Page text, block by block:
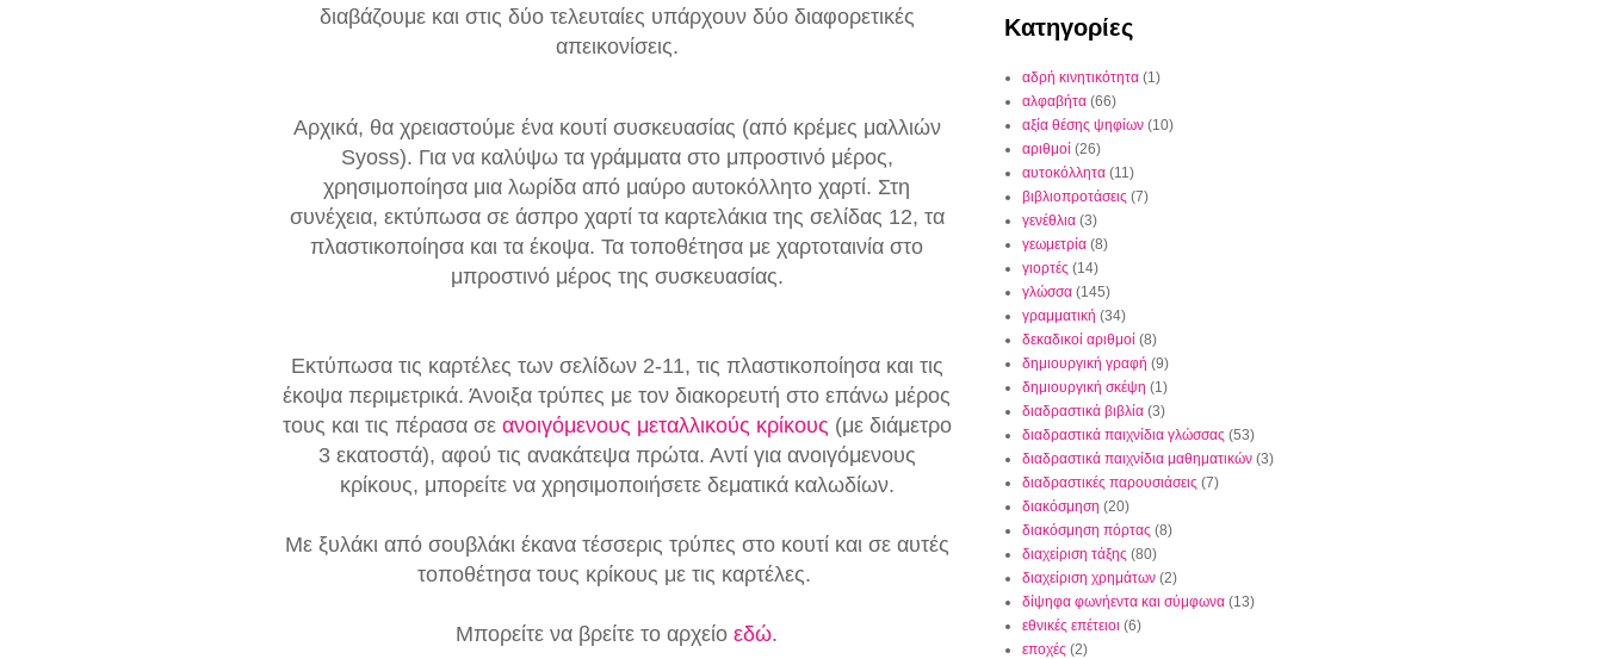
διαβάζουμε και στις δύο τελευταίες υπάρχουν δύο διαφορετικές
απεικονίσεις.
Αρχικά, θα χρειαστούμε ένα κουτί συσκευασίας (από κρέμες μαλλιών
Syoss). Για να καλύψω τα γράμματα στο μπροστινό μέρος,
χρησιμοποίησα μια λωρίδα από μαύρο αυτοκόλλητο χαρτί. Στη
συνέχεια, εκτύπωσα σε άσπρο χαρτί τα καρτελάκια της σελίδας 12, τα
πλαστικοποίησα και τα έκοψα. Τα τοποθέτησα με χαρτοταινία στο
μπροστινό μέρος της συσκευασίας.
Εκτύπωσα τις καρτέλες των σελίδων 2-11, τις πλαστικοποίησα και τις
έκοψα περιμετρικά. Άνοιξα τρύπες με τον διακορευτή στο επάνω μέρος
τους και τις πέρασα σε ανοιγόμενους μεταλλικούς κρίκους (με διάμετρο
3 εκατοστά), αφού τις ανακάτεψα πρώτα. Αντί για ανοιγόμενους
κρίκους, μπορείτε να χρησιμοποιήσετε δεματικά καλωδίων.
Με ξυλάκι από σουβλάκι έκανα τέσσερις τρύπες στο κουτί και σε αυτές
τοποθέτησα τους κρίκους με τις καρτέλες.
Μπορείτε να βρείτε το αρχείο εδώ.
Κατηγορίες
αδρή κινητικότητα (1)
αλφαβήτα (66)
αξία θέσης ψηφίων (10)
αριθμοί (26)
αυτοκόλλητα (11)
βιβλιοπροτάσεις (7)
γενέθλια (3)
γεωμετρία (8)
γιορτές (14)
γλώσσα (145)
γραμματική (34)
δεκαδικοί αριθμοί (8)
δημιουργική γραφή (9)
δημιουργική σκέψη (1)
διαδραστικά βιβλία (3)
διαδραστικά παιχνίδια γλώσσας (53)
διαδραστικά παιχνίδια μαθηματικών (3)
διαδραστικές παρουσιάσεις (7)
διακόσμηση (20)
διακόσμηση πόρτας (8)
διαχείριση τάξης (80)
διαχείριση χρημάτων (2)
δίψηφα φωνήεντα και σύμφωνα (13)
εθνικές επέτειοι (6)
εποχές (2)